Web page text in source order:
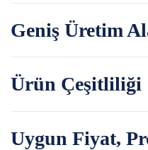
Geniş Üretim
Ürün Çeşitliliği
Uygun Fiyat,